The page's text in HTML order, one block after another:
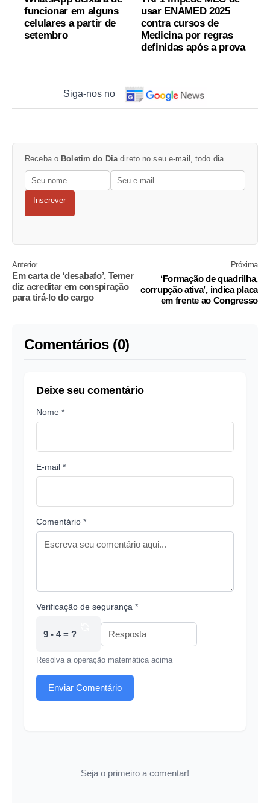
funcionar em alguns
celulares a partir de
setembro
usar ENAMED 2025
contra cursos de
Medicina por regras
definidas após a prova
Siga-nos no
Receba o Boletim do Diadireto no seu e-mail, todo dia.
Inscrever
Anterior
Em carta de ‘desabafo’, Temer
diz acreditar em conspiração
para tirá-lo do cargo
Próxima
‘Formação de quadrilha,
corrupção ativa’, indica placa
em frente ao Congresso
Comentários (0)
Deixe seu comentário
Nome *
E-mail *
Comentário *
Verificação de segurança *
9 - 4 = ?
Resolva a operação matemática acima
Enviar Comentário
Seja o primeiro a comentar!